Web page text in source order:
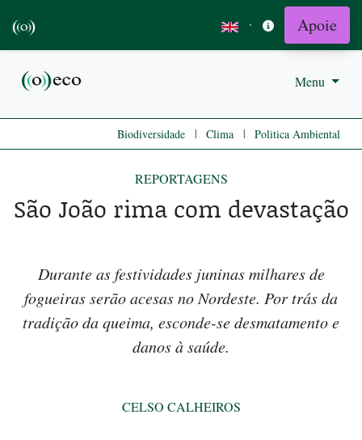
· Apoie
Menu
Biodiversidade | Clima | Politica Ambiental
REPORTAGENS
São João rima com devastação
Durante as festividades juninas milhares de
fogueiras serão acesas no Nordeste. Por trás da
tradição da queima, esconde-se desmatamento e
danos à saúde.
CELSO CALHEIROS